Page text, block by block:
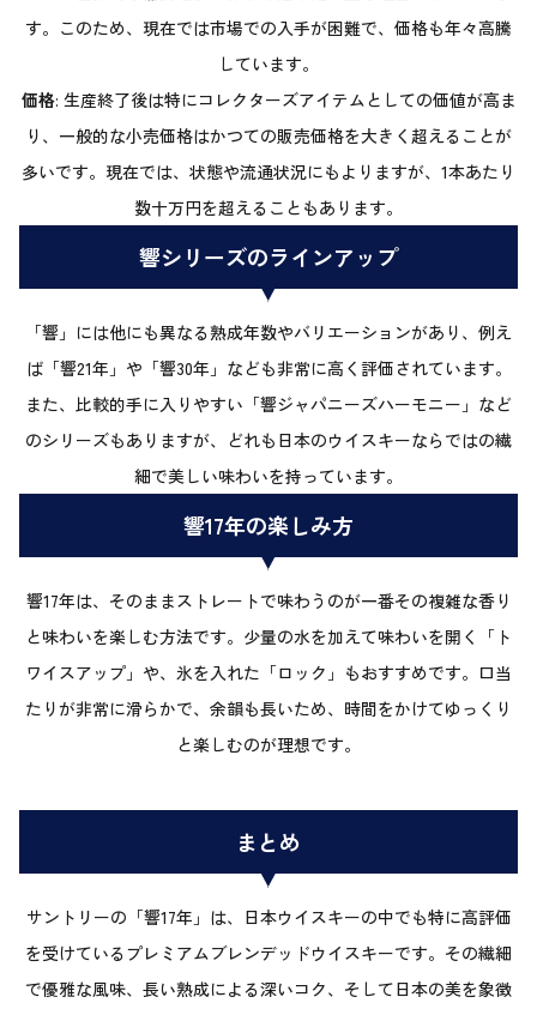
す。このため、現在では市場での入手が困難で、価格も年々高騰
しています。
価格: 生産終了後は特にコレクターズアイテムとしての価値が高ま
り、一般的な小売価格はかつての販売価格を大きく超えることが
多いです。現在では、状態や流通状況にもよりますが、1本あたり
数十万円を超えることもあります。
響シリーズのラインアップ
「響」には他にも異なる熟成年数やバリエーションがあり、例え
ば「響21年」や「響30年」なども非常に高く評価されています。
また、比較的手に入りやすい「響ジャパニーズハーモニー」など
のシリーズもありますが、どれも日本のウイスキーならではの繊
細で美しい味わいを持っています。
響17年の楽しみ方
響17年は、そのままストレートで味わうのが一番その複雑な香り
と味わいを楽しむ方法です。少量の水を加えて味わいを開く「ト
ワイスアップ」や、氷を入れた「ロック」もおすすめです。口当
たりが非常に滑らかで、余韻も長いため、時間をかけてゆっくり
と楽しむのが理想です。
まとめ
サントリーの「響17年」は、日本ウイスキーの中でも特に高評価
を受けているプレミアムブレンデッドウイスキーです。その繊細
で優雅な風味、長い熟成による深いコク、そして日本の美を象徴